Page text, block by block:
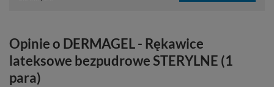
Opinie o DERMAGEL - Rękawice
lateksowe bezpudrowe STERYLNE (1
para)